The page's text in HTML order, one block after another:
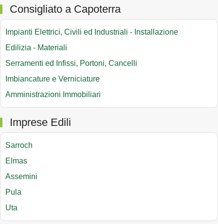
Consigliato a Capoterra
Impianti Elettrici, Civili ed Industriali - Installazione
Edilizia - Materiali
Serramenti ed Infissi, Portoni, Cancelli
Imbiancature e Verniciature
Amministrazioni Immobiliari
Imprese Edili
Sarroch
Elmas
Assemini
Pula
Uta